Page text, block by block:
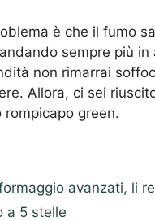
è che il fumo
sempre più in
non rimarrai
Allora, ci sei
rompicapo green.
avanzati, li
a 5 stelle